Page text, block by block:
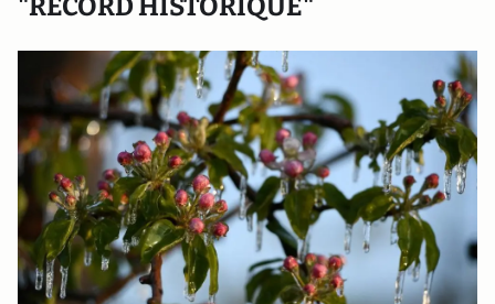
"RECORD HISTORIQUE"